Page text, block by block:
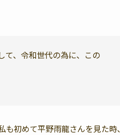
て、令和世代の為に、この
初めて平野雨龍さんを見た時、